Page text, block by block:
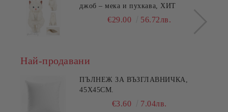
джоб – мека и пухкава, ХИТ
€29.00 56.72лв.
Най-продавани
ПЪЛНЕЖ ЗА ВЪЗГЛАВНИЧКА,
45X45СМ.
€3.60 7.04лв.